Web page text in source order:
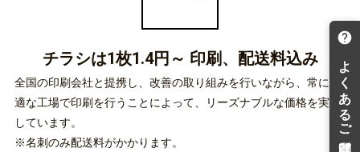
チラシは1枚1.4円～ 印刷、配送料込み
全国の印刷会社と提携し、改善の取り組みを行いながら、常に最
適な工場で印刷を行うことによって、リーズナブルな価格を実現
しています。
※名刺のみ配送料がかかります。